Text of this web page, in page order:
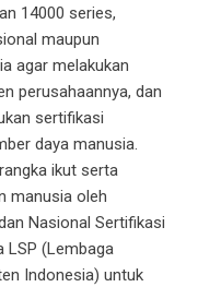
14000 series,
maupun
agar melakukan
perusahaannya, dan
sertifikasi
daya manusia.
ikut serta
manusia oleh
Nasional Sertifikasi
LSP (Lembaga
Indonesia) untuk